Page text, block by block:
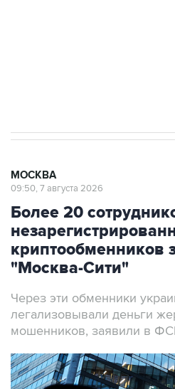
МОСКВА
09:50, 7 августа 2026
Более 20
криптообменников
"Москва-Сити"
Через эти обменники
легализовывали деньги
мошенников, заявили в